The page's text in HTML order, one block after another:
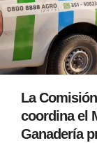
La
coordina el
Ganadería